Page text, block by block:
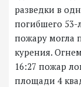
разведки в
погибшего 53-
пожару могла
курения.
16:27 пожар
площади 4